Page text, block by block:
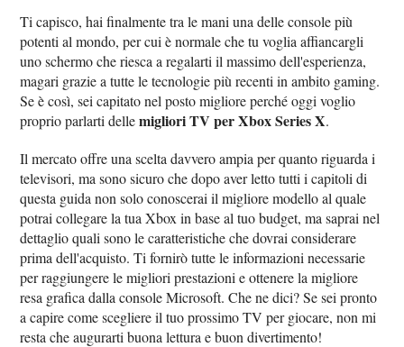
Ti capisco, hai finalmente tra le mani una delle console più
potenti al mondo, per cui è normale che tu voglia affiancargli
uno schermo che riesca a regalarti il massimo dell'esperienza,
magari grazie a tutte le tecnologie più recenti in ambito gaming.
Se è così, sei capitato nel posto migliore perché oggi voglio
proprio parlarti dellemigliori TV per Xbox Series X.
Il mercato offre una scelta davvero ampia per quanto riguarda i
televisori, ma sono sicuro che dopo aver letto tutti i capitoli di
questa guida non solo conoscerai il migliore modello al quale
potrai collegare la tua Xbox in base al tuo budget, ma saprai nel
dettaglio quali sono le caratteristiche che dovrai considerare
prima dell'acquisto. Ti fornirò tutte le informazioni necessarie
per raggiungere le migliori prestazioni e ottenere la migliore
resa grafica dalla console Microsoft. Che ne dici? Se sei pronto
a capire come scegliere il tuo prossimo TV per giocare, non mi
resta che augurarti buona lettura e buon divertimento!